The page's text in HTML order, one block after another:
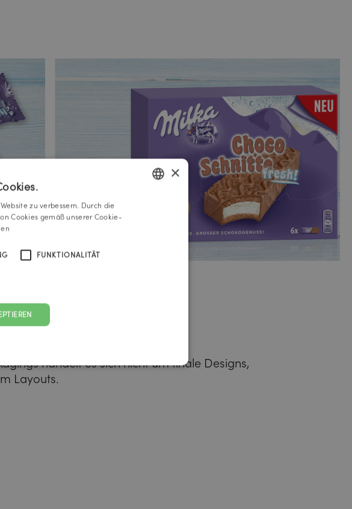
handelt es sich nicht um finale Designs,
Layouts.
×
zu verbessern. Durch die
Cookies gemäß unserer Cookie-
FUNKTIONALITÄT